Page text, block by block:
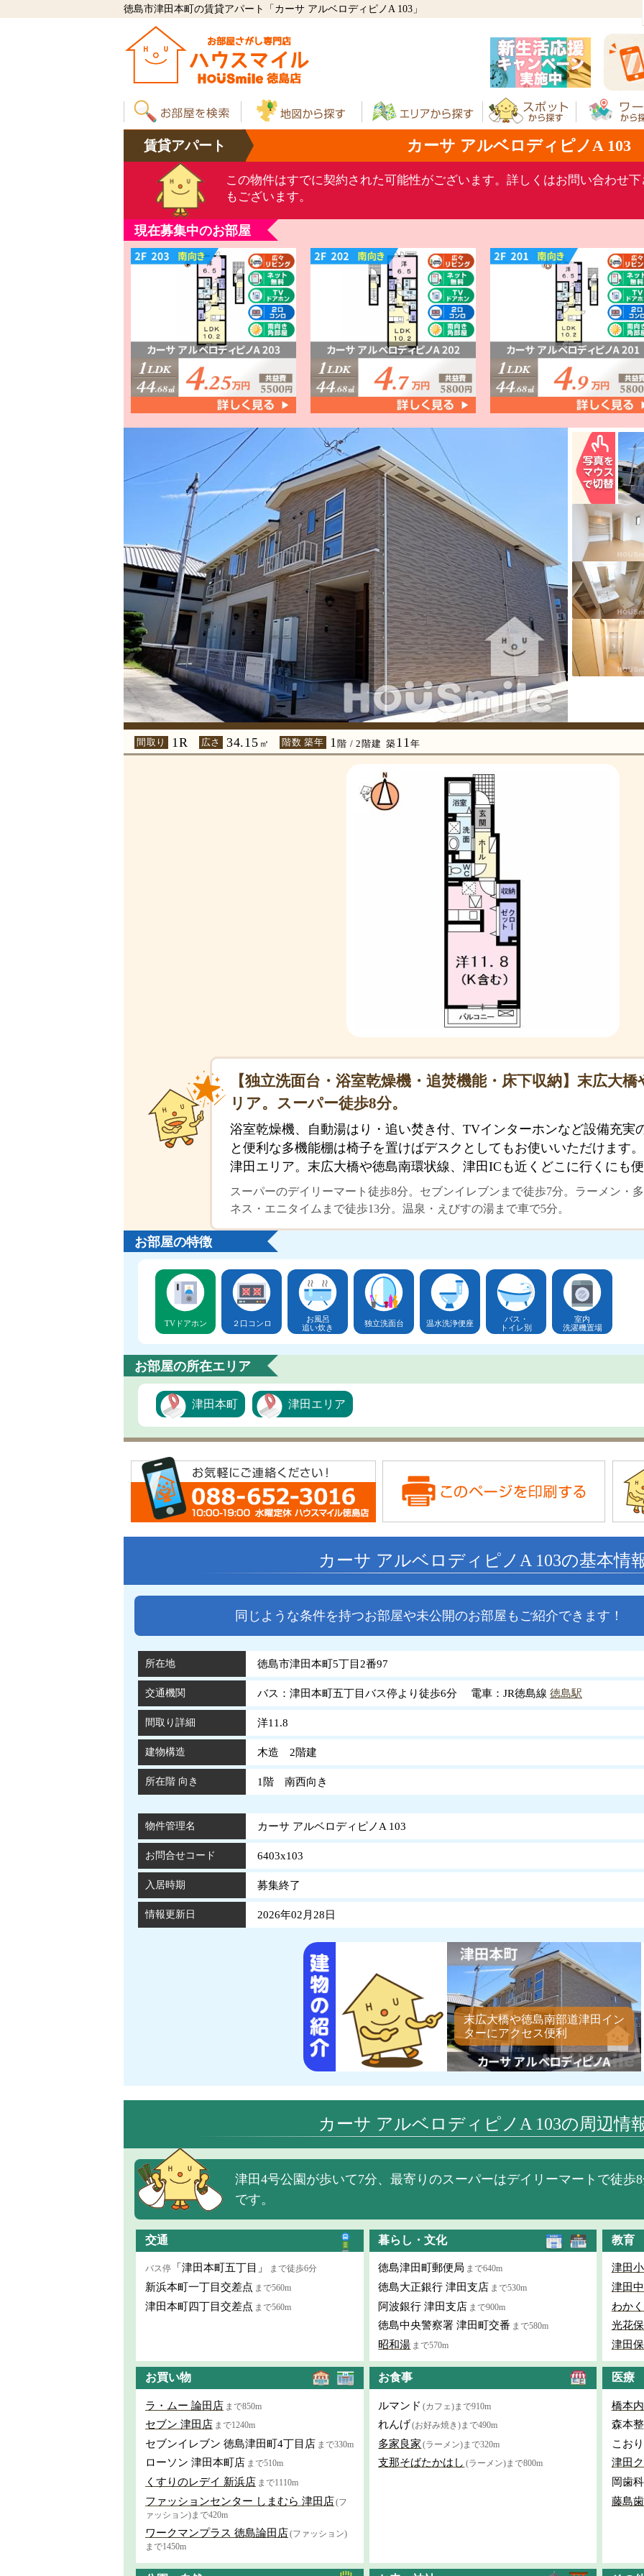
徳島市津田本町の賃貸アパート「カーサ アルベロディピノA 103」
賃貸アパート カーサ アルベロディピノA 103
この物件はすでに契約された可能性がございます。詳しくはお問い合わせ
もございます。
現在募集中のお部屋
間取り 1R 広さ 34.15 ㎡ 階数 築年 1 階 / 2階建 築11年
【独立洗面台・浴室乾燥機・追焚機能・床下収納】末広大
リア。スーパー徒歩8分。
浴室乾燥機、自動湯はり・追い焚き付、TVインターホンなど設備充実
と便利な多機能棚は椅子を置けばデスクとしてもお使いいただけます
津田エリア。末広大橋や徳島南環状線、津田ICも近くどこに行くにも
スーパーのデイリーマート徒歩8分。セブンイレブンまで徒歩7分。ラーメン・
ネス・エニタイムまで徒歩13分。温泉・えびすの湯まで車で5分。
お部屋の特徴
TVドアホン ２口コンロ
お風呂
追い炊き
独立洗面台 温水洗浄便座
バス・
トイレ別
室内
洗濯機置場
お部屋の所在エリア
津田本町 津田エリア
カーサ アルベロディピノA 103の基本情
同じような条件を持つお部屋や未公開のお部屋もご紹介できます！
所在地 徳島市津田本町5丁目2番97
交通機関 バス：津田本町五丁目バス停より徒歩6分 電車：JR徳島線 徳島駅
間取り詳細 洋11.8
建物構造 木造 2階建
所在階 向き 1階 南西向き
物件管理名 カーサ アルベロディピノA 103
お問合せコード 6403x103
入居時期 募集終了
情報更新日 2026年02月28日
末広大橋や徳島南部道津田イン
ターにアクセス便利
カーサ アルベロディピノA 103の周辺情
津田4号公園が歩いて7分、最寄りのスーパーはデイリーマートで徒歩
です。
交通
バス停 「津田本町五丁目」 まで徒歩6分
新浜本町一丁目交差点 まで560m
津田本町四丁目交差点 まで560m
暮らし・文化
徳島津田町郵便局 まで640m
徳島大正銀行 津田支店 まで530m
阿波銀行 津田支店 まで900m
徳島中央警察署 津田町交番 まで580m
昭和湯 まで570m
教育
津田
津田
わか
光花
津田
お買い物
ラ・ムー 論田店 まで850m
セブン 津田店 まで1240m
セブンイレブン 徳島津田町4丁目店 まで330m
ローソン 津田本町店 まで510m
くすりのレデイ 新浜店 まで1110m
ファッションセンター しまむら 津田店(フ
ァッション)まで420m
ワークマンプラス 徳島論田店(ファッション)
まで1450m
お食事
ルマンド (カフェ)まで910m
れんげ(お好み焼き)まで490m
多家良家 (ラーメン)まで320m
支那そばたかはし (ラーメン)まで800m
医療
橋本
森本
こお
津田
岡歯
藤島